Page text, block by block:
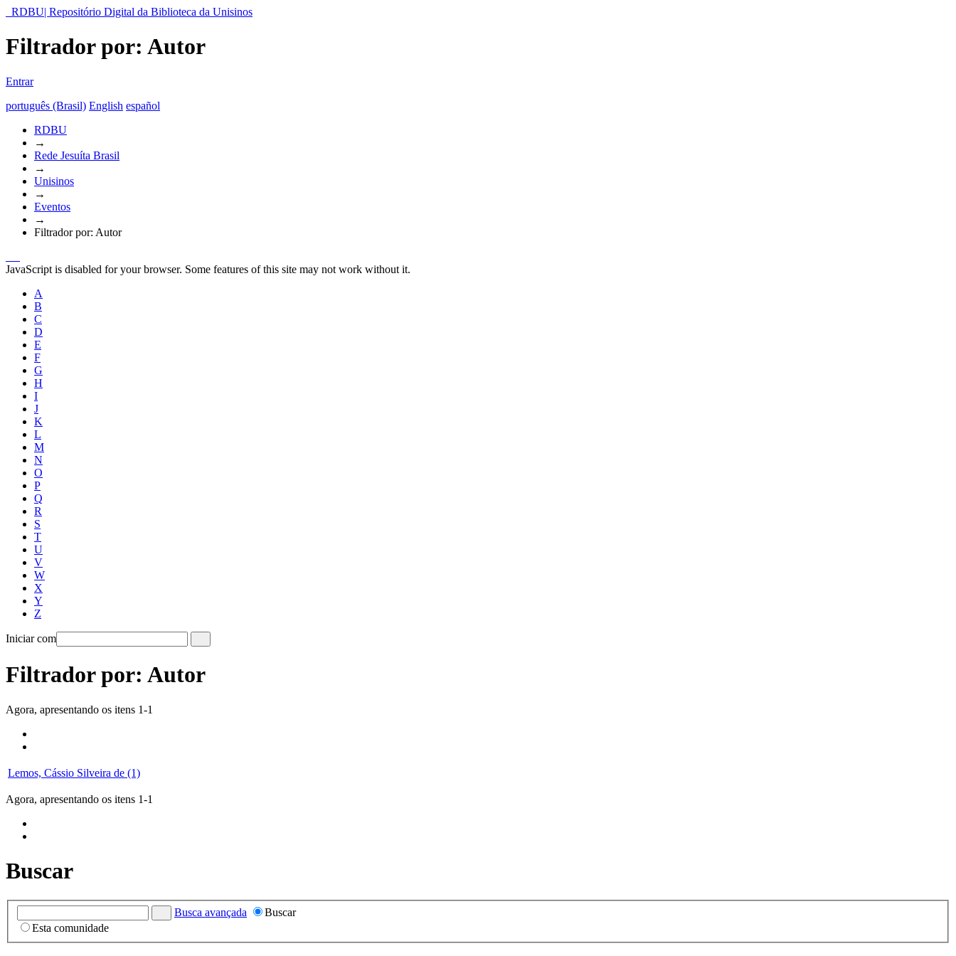
RDBU| Repositório Digital da Biblioteca da Unisinos
Filtrador por: Autor
Entrar
português (Brasil) English español
RDBU
→
Rede Jesuíta Brasil
→
Unisinos
→
Eventos
→
Filtrador por: Autor
JavaScript is disabled for your browser. Some features of this site may not work without it.
A
B
C
D
E
F
G
H
I
J
K
L
M
N
O
P
Q
R
S
T
U
V
W
X
Y
Z
Iniciar com
Filtrador por: Autor
Agora, apresentando os itens 1-1
Lemos, Cássio Silveira de (1)
Agora, apresentando os itens 1-1
Buscar
Busca avançada
Buscar
Esta comunidade